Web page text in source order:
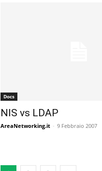
Docs
NIS vs LDAP
AreaNetworking.it - 9 Febbraio 2007